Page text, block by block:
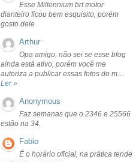
Esse Millennium brt motor
dianteiro ficou bem esquisito, porém
gosto dele
Arthur
Opa amigo, não sei se esse blog
ainda está ativo, porém você me
autoriza a publicar essas fotos do m…
Ler »
Anonymous
Faz semanas que o 2346 e 25566
estão na 34.
Fabio
É o horário oficial, na prática tende